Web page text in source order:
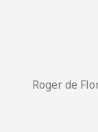
Roger de